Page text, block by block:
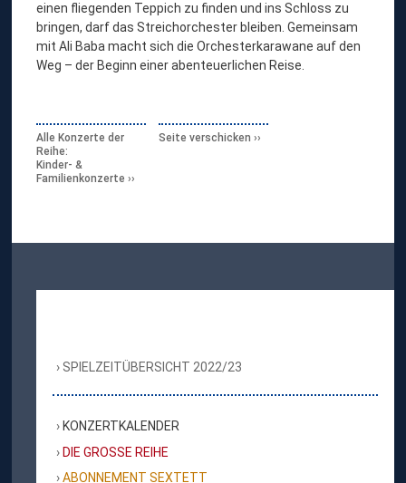
einen fliegenden Teppich zu finden und ins Schloss zu
bringen, darf das Streichorchester bleiben. Gemeinsam
mit Ali Baba macht sich die Orchesterkarawane auf den
Weg – der Beginn einer abenteuerlichen Reise.
Alle Konzerte der
Reihe:
Kinder- &
Familienkonzerte
Seite verschicken
SPIELZEITÜBERSICHT 2022/23
KONZERTKALENDER
DIE GROSSE REIHE
ABONNEMENT SEXTETT